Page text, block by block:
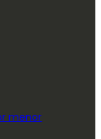
menor